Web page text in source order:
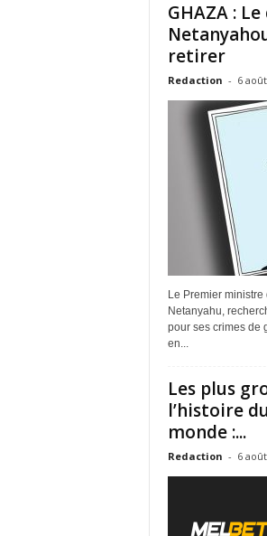
GHAZA :
retirer
Redaction - 6
Le Premier ministre
Netanyahu,
pour ses crimes de
en...
Les plus
l’histoire
monde :...
Redaction - 6